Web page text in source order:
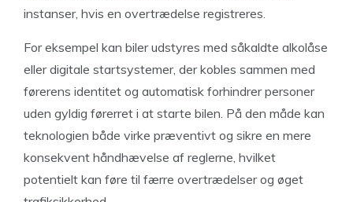
instanser, hvis en overtrædelse registreres.
For eksempel kan biler udstyres med såkaldte alkolåse
eller digitale startsystemer, der kobles sammen med
førerens identitet og automatisk forhindrer personer
uden gyldig førerret i at starte bilen. På den måde kan
teknologien både virke præventivt og sikre en mere
konsekvent håndhævelse af reglerne, hvilket
potentielt kan føre til færre overtrædelser og øget